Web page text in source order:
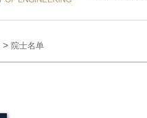
> 院士名单